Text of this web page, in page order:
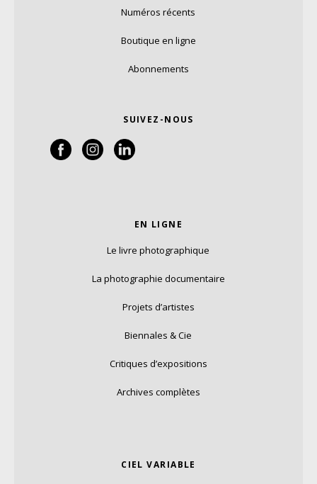
Numéros récents
Boutique en ligne
Abonnements
SUIVEZ-NOUS
EN LIGNE
Le livre photographique
La photographie documentaire
Projets d’artistes
Biennales & Cie
Critiques d’expositions
Archives complètes
CIEL VARIABLE